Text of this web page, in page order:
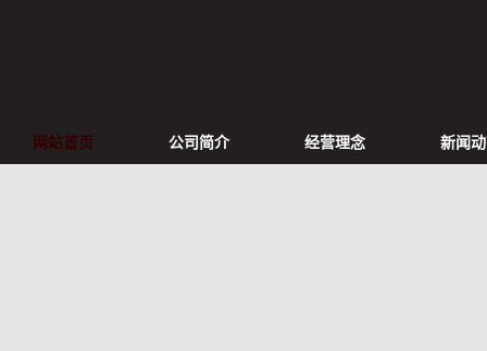
网站首页 公司简介 经营理念 新闻